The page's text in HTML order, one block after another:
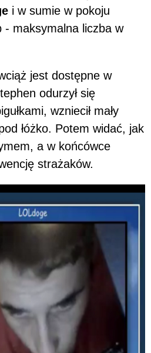
i w sumie w pokoju
- maksymalna liczba w
jest dostępne w
odurzył się
wzniecił mały
łóżko. Potem widać, jak
a w końcówce
strażaków.